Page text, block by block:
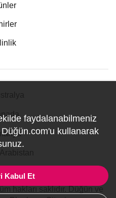
faydalanabilmeniz
kullanarak
Kabul Et